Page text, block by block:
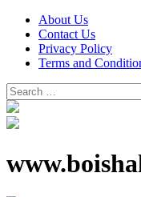
About Us
Contact Us
Privacy Policy
Terms and
Search
for: